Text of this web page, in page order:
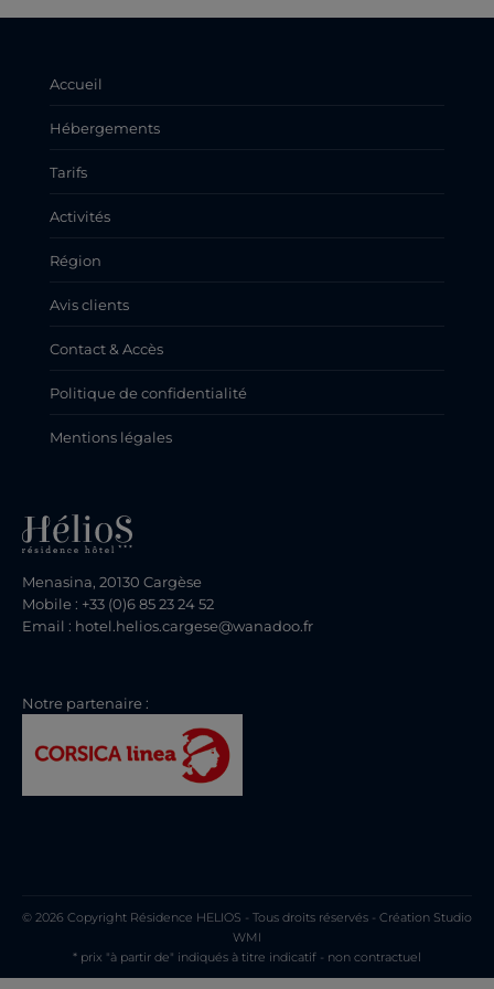
Accueil
Hébergements
Tarifs
Activités
Région
Avis clients
Contact & Accès
Politique de confidentialité
Mentions légales
Menasina, 20130 Cargèse
Mobile : +33 (0)6 85 23 24 52
Email : hotel.helios.cargese@wanadoo.fr
Notre partenaire :
© 2026 Copyright Résidence HELIOS - Tous droits réservés - Création Studio
WMI
* prix "à partir de" indiqués à titre indicatif - non contractuel